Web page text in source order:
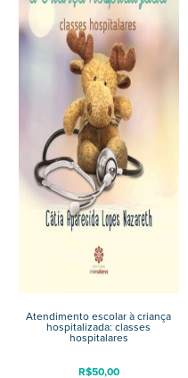
Atendimento escolar à criança
hospitalizada: classes
hospitalares
R$50,00